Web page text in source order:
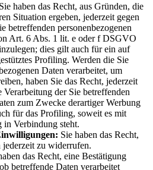
Sie haben das Recht, aus Gründen, die
Situation ergeben, jederzeit gegen
betreffenden personenbezogenen
Art. 6 Abs. 1 lit. e oder f DSGVO
dies gilt auch für ein auf
Profiling. Werden die Sie
Daten verarbeitet, um
haben Sie das Recht, jederzeit
Verarbeitung der Sie betreffenden
zum Zwecke derartiger Werbung
für das Profiling, soweit es mit
Verbindung steht.
Sie haben das Recht,
zu widerrufen.
das Recht, eine Bestätigung
betreffende Daten verarbeitet